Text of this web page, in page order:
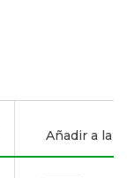
Añadir a la